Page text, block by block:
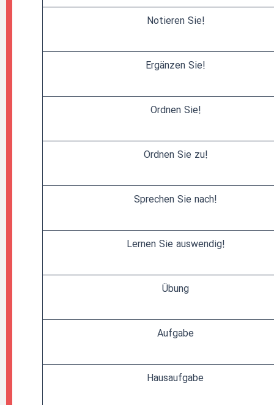
!Notieren Sie
!Ergänzen Sie
!Ordnen Sie
!Ordnen Sie zu
!Sprechen Sie nach
!Lernen Sie auswendig
Übung
Aufgabe
Hausaufgabe